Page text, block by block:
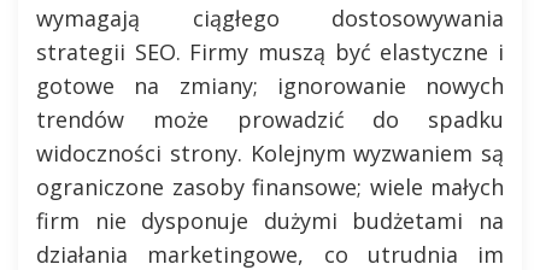
wymagają ciągłego dostosowywania
strategii SEO. Firmy muszą być elastyczne i
gotowe na zmiany; ignorowanie nowych
trendów może prowadzić do spadku
widoczności strony. Kolejnym wyzwaniem są
ograniczone zasoby finansowe; wiele małych
firm nie dysponuje dużymi budżetami na
działania marketingowe, co utrudnia im